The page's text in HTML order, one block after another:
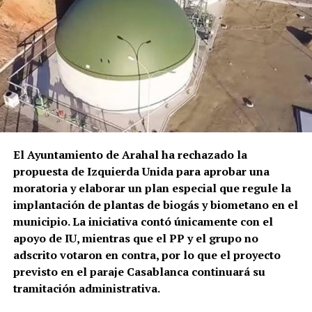
reducido y atendido sanitariamente, el hombre fue
sacado en una silla de ruedas y trasladado en
ambulancia al Hospital Universitario La Merced de
Osuna.
El episodio no es un hecho completamente aislado.
Profesionales consultados por este medio vienen
alertando de repetidos episodios de amenazas,
comportamientos agresivos y situaciones
conflictivas en el centro de salud, algunos
relacionados, según estos testimonios, con personas
que llegan bajo los efectos de drogas.
La preocupación por las agresiones a sanitarios no
es nueva. El Área de Gestión Sanitaria de Osuna puso
en marcha este mismo año formación específica con
la Guardia Civil para prevenir y afrontar este tipo de
situaciones, una iniciativa que debía extenderse,
El Ayuntamiento de Arahal ha rechazado la
propuesta de Izquierda Unida para aprobar una
moratoria y elaborar un plan especial que regule la
implantación de plantas de biogás y biometano en el
municipio. La iniciativa contó únicamente con el
apoyo de IU, mientras que el PP y el grupo no
adscrito votaron en contra, por lo que el proyecto
previsto en el paraje Casablanca continuará su
tramitación administrativa.